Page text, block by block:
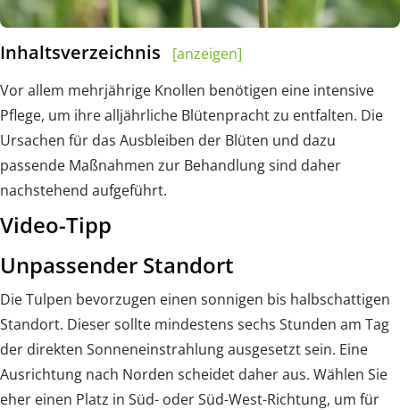
Inhaltsverzeichnis
[anzeigen]
Vor allem mehrjährige Knollen benötigen eine intensive
Pflege, um ihre alljährliche Blütenpracht zu entfalten. Die
Ursachen für das Ausbleiben der Blüten und dazu
passende Maßnahmen zur Behandlung sind daher
nachstehend aufgeführt.
Video-Tipp
Unpassender Standort
Die Tulpen bevorzugen einen sonnigen bis halbschattigen
Standort. Dieser sollte mindestens sechs Stunden am Tag
der direkten Sonneneinstrahlung ausgesetzt sein. Eine
Ausrichtung nach Norden scheidet daher aus. Wählen Sie
eher einen Platz in Süd- oder Süd-West-Richtung, um für